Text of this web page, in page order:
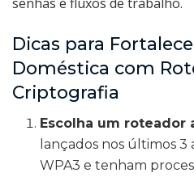
senhas e fluxos de trabalho.
Dicas para
Doméstica com
Criptografia
Escolha um roteador
lançados nos últimos
WPA3 e tenham